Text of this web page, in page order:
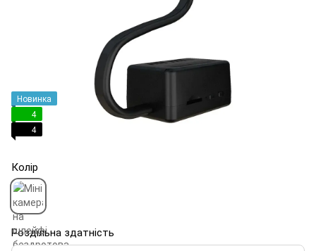
Новинка
4
4
Колір
Роздільна здатність